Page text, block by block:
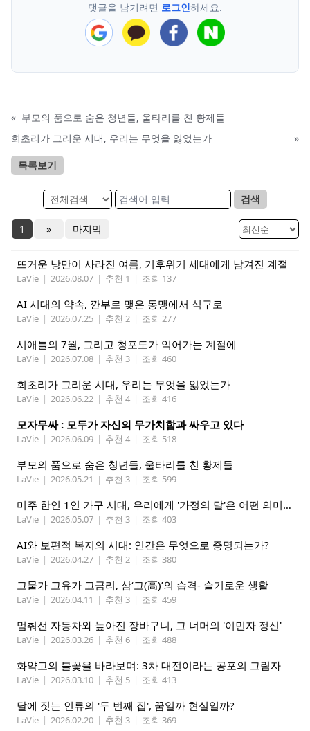
댓글을 남기려면 로그인하세요.
« 부모의 품으로 숨은 청년들, 울타리를 친 황제들
회초리가 그리운 시대, 우리는 무엇을 잃었는가
»
목록보기
검색
1 » 마지막
뜨거운 낭만이 사라진 여름, 기후위기 세대에게 남겨진 계절
LaVie | 2026.08.07 | 추천 1 | 조회 137
AI 시대의 약속, 깐부로 맺은 동맹에서 식구로
LaVie | 2026.07.25 | 추천 2 | 조회 277
시애틀의 7월, 그리고 청포도가 익어가는 계절에
LaVie | 2026.07.08 | 추천 3 | 조회 460
회초리가 그리운 시대, 우리는 무엇을 잃었는가
LaVie | 2026.06.22 | 추천 4 | 조회 416
모자무싸 : 모두가 자신의 무가치함과 싸우고 있다
LaVie | 2026.06.09 | 추천 4 | 조회 518
부모의 품으로 숨은 청년들, 울타리를 친 황제들
LaVie | 2026.05.21 | 추천 3 | 조회 599
미주 한인 1인 가구 시대, 우리에게 '가정의 달'은 어떤 의미인가
LaVie | 2026.05.07 | 추천 3 | 조회 403
AI와 보편적 복지의 시대: 인간은 무엇으로 증명되는가?
LaVie | 2026.04.27 | 추천 2 | 조회 380
고물가 고유가 고금리, 삼‘고(高)’의 습격- 슬기로운 생활
LaVie | 2026.04.11 | 추천 3 | 조회 459
멈춰선 자동차와 높아진 장바구니, 그 너머의 '이민자 정신'
LaVie | 2026.03.26 | 추천 6 | 조회 488
화약고의 불꽃을 바라보며: 3차 대전이라는 공포의 그림자
LaVie | 2026.03.10 | 추천 5 | 조회 413
달에 짓는 인류의 '두 번째 집', 꿈일까 현실일까?
LaVie | 2026.02.20 | 추천 3 | 조회 369